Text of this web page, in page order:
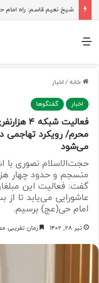
منو
خانه / اخبار
اخبار گفتگوها
فعالیت
محرم/ رویکرد تهاجمی
می‌شود
حجت‌الاسلام نصوری با
منسجم و حدود چهار
گفت: فعالیت این
عاشورایی می‌یابد تا از
امام حی(عج) برسیم.
تیر ۲۸, ۱۴۰۲ زمان تقریبی مطالعه